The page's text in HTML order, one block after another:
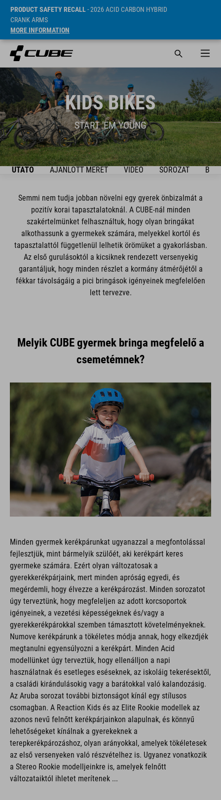
PRODUCT SAFETY RECALL- 2026 ACID CARBON HYBRID
CRANK ARMS
MORE INFORMATION
KIDS BIKES
START 'EM YOUNG
AJÁNLOTT MÉRET VIDEO SOROZAT
Semmi nem tudja jobban növelni egy gyerek önbizalmát a
pozitív korai tapasztalatoknál. A CUBE-nál minden
szakértelmünket felhasználtuk, hogy olyan bringákat
alkothassunk a gyermekek számára, melyekkel kortól és
tapasztalattól függetlenül lelhetik örömüket a gyakorlásban.
Az első gurulásoktól a kicsiknek rendezett versenyekig
garantáljuk, hogy minden részlet a kormány átmérőjétől a
fékkar távolságáig a pici bringások igényeinek megfelelően
lett tervezve.
Melyik CUBE gyermek bringa megfelelő a
csemetémnek?
Minden gyermek kerékpárunkat ugyanazzal a megfontolással
fejlesztjük, mint bármelyik szülőét, aki kerékpárt keres
gyermeke számára. Ezért olyan változatosak a
gyerekkerékpárjaink, mert minden apróság egyedi, és
megérdemli, hogy élvezze a kerékpározást. Minden sorozatot
úgy terveztünk, hogy megfeleljen az adott korcsoportok
igényeinek, a vezetési képességeknek és/vagy a
gyerekkerékpárokkal szemben támasztott követelményeknek.
Numove kerékpárunk a tökéletes módja annak, hogy elkezdjék
megtanulni egyensúlyozni a kerékpárt. Minden Acid
modellünket úgy terveztük, hogy ellenálljon a napi
használatnak és esetleges eséseknek, az iskoláig tekerésektől,
a családi kirándulásokig vagy a barátokkal való kalandozásig.
Az Aruba sorozat további biztonságot kínál egy stílusos
csomagban. A Reaction Kids és az Elite Rookie modellek az
azonos nevű felnőtt kerékpárjainkon alapulnak, és könnyű
lehetőségeket kínálnak a gyerekeknek a
terepkerékpározáshoz, olyan arányokkal, amelyek tökéletesek
az első versenyeken való részvételhez is. Ugyanez vonatkozik
a Stereo Rookie modelljeinkre is, amelyek felnőtt
változataiktól ihletet merítenek ...